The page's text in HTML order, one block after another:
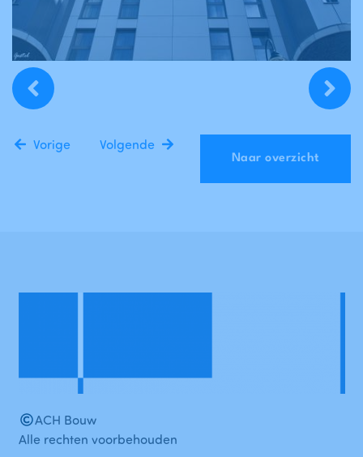
Vorige
Naar overzicht
Volgende
ACH Bouw
Alle rechten voorbehouden